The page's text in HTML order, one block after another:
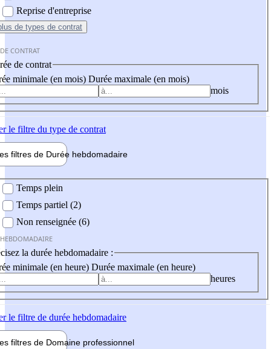
Reprise d'entreprise
de types de contrat
CONTRAT
de contrat
minimale (en mois) Durée maximale (en mois)
mois
le filtre du type de contrat
filtres de Durée hebdomadaire
Temps plein
Temps partiel (2)
Non renseignée (6)
la durée hebdomadaire :
minimale (en heure) Durée maximale (en heure)
heures
le filtre de durée hebdomadaire
filtres de Domaine professionnel